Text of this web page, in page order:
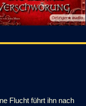
Flucht führt ihn nach